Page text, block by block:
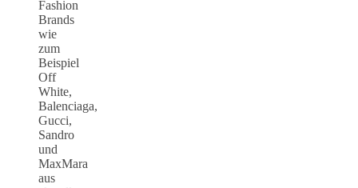
Fashion
Brands
wie
zum
Beispiel
Off
White,
Balenciaga,
Gucci,
Sandro
und
MaxMara
aus